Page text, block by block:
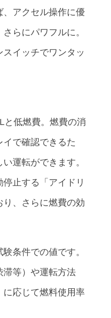
アクセル操作に優
らにパワフルに。
イッチでワンタッ
と低燃費。燃費の消
で確認できるた
運転ができます。
止する「アイドリ
り、さらに燃費の効
条件での値です。
滞等）や運転方法
に応じて燃料使用率